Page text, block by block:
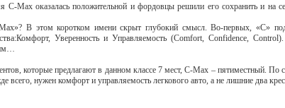
Max оказалась положительной и фордовцы решили его сохранить и на
В этом коротком имени скрыт глубокий смысл. Во-первых, «С»
Уверенность и Управляемость (Comfort, Confidence,
которые предлагают в данном классе 7 мест, С-Мах – пятиместный.
всего, нужен комфорт и управляемость легкового авто, а не лишние два